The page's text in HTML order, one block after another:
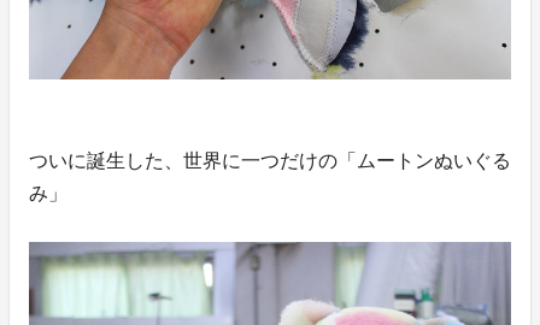
ついに誕生した、世界に一つだけの「ムートンぬいぐる
み」